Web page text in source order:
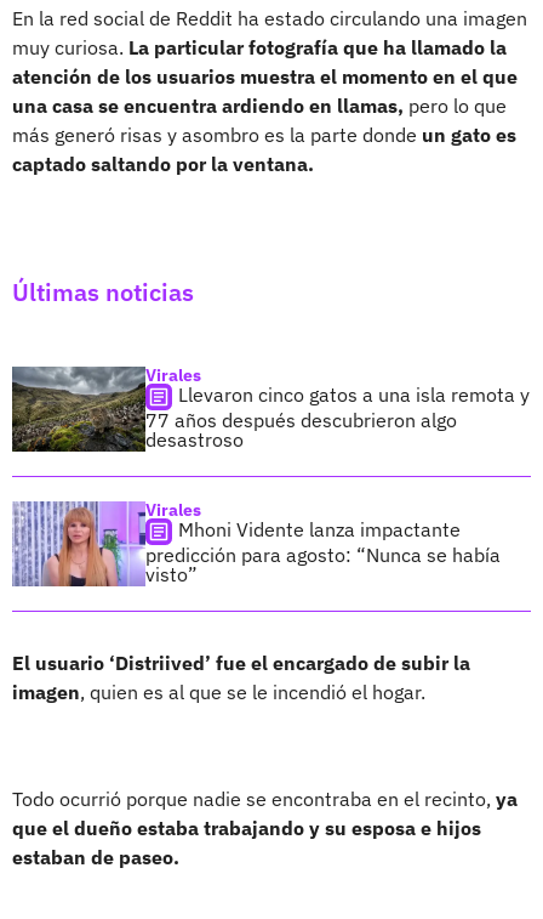
En la red social de Reddit ha estado circulando una imagen
muy curiosa. La particular fotografía que ha llamado la
atención de los usuarios muestra el momento en el que
una casa se encuentra ardiendo en llamas, pero lo que
más generó risas y asombro es la parte donde un gato es
captado saltando por la ventana.
Últimas noticias
Virales
Llevaron cinco gatos a una isla remota y
77 años después descubrieron algo
desastroso
Virales
Mhoni Vidente lanza impactante
predicción para agosto: “Nunca se había
visto”
El usuario ‘Distriived’ fue el encargado de subir la
imagen, quien es al que se le incendió el hogar.
Todo ocurrió porque nadie se encontraba en el recinto, ya
que el dueño estaba trabajando y su esposa e hijos
estaban de paseo.